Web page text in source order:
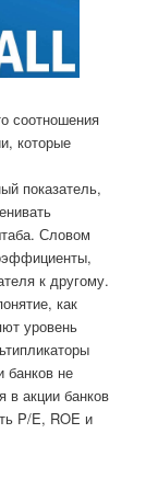
соотношения
которые
показатель,
Словом
к другому.
как
уровень
банков не
в акции банков
P/E, ROE и